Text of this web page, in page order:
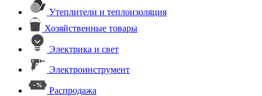
Утеплители и теплоизоляция
Хозяйственные товары
Электрика и свет
Электроинструмент
Распродажа